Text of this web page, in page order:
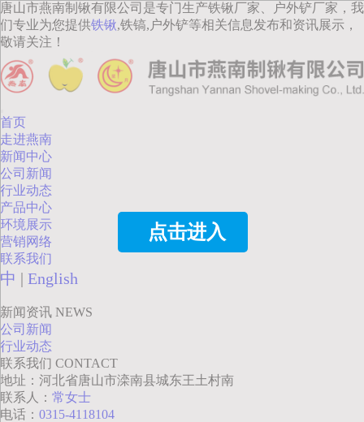
点击进入
唐山市燕南制锹有限公司是专门生产铁锹厂家、户外铲厂家，我
们专业为您提供铁锹,铁镐,户外铲等相关信息发布和资讯展示，
敬请关注！
首页
走进燕南
新闻中心
公司新闻
行业动态
产品中心
环境展示
营销网络
联系我们
中 | English
新闻资讯 NEWS
公司新闻
行业动态
联系我们 CONTACT
地址：河北省唐山市滦南县城东王土村南
联系人： 常女士
电话： 0315-4118104